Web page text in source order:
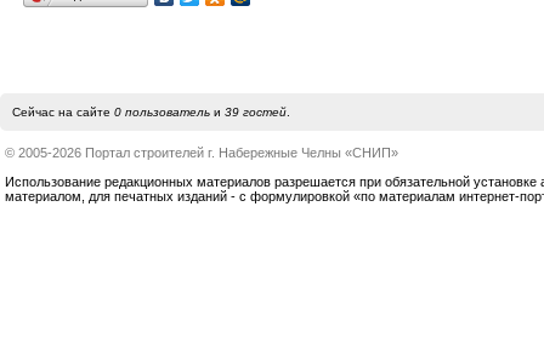
Сейчас на сайте 0 пользовательи 39 гостей.
© 2005-2026 Портал строителей г. Набережные Челны «СНИП»
Использование редакционных материалов разрешается при обязательной установке
материалом, для печатных изданий - с формулировкой «по материалам интернет-